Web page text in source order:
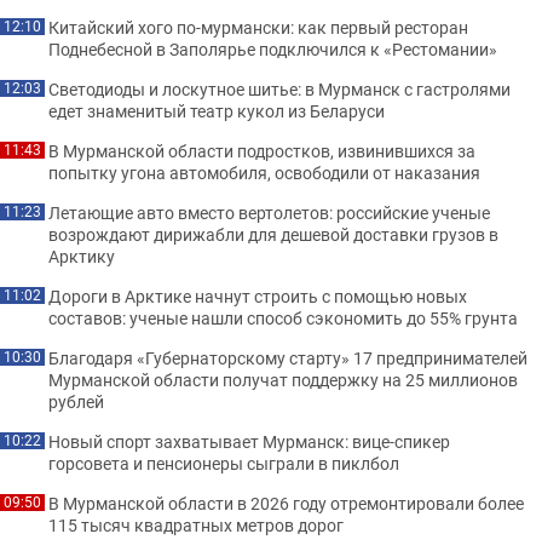
12:10 Китайский хого по-мурмански: как первый ресторан
Поднебесной в Заполярье подключился к «Рестомании»
12:03 Светодиоды и лоскутное шитье: в Мурманск с гастролями
едет знаменитый театр кукол из Беларуси
11:43 В Мурманской области подростков, извинившихся за
попытку угона автомобиля, освободили от наказания
11:23 Летающие авто вместо вертолетов: российские ученые
возрождают дирижабли для дешевой доставки грузов в
Арктику
11:02 Дороги в Арктике начнут строить с помощью новых
составов: ученые нашли способ сэкономить до 55% грунта
10:30 Благодаря «Губернаторскому старту» 17 предпринимателей
Мурманской области получат поддержку на 25 миллионов
рублей
10:22 Новый спорт захватывает Мурманск: вице-спикер
горсовета и пенсионеры сыграли в пиклбол
09:50 В Мурманской области в 2026 году отремонтировали более
115 тысяч квадратных метров дорог